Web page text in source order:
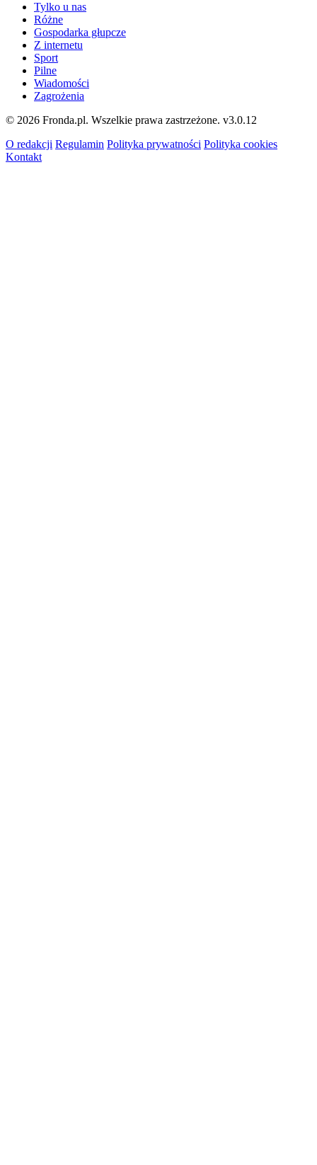
Tylko u nas
Różne
Gospodarka głupcze
Z internetu
Sport
Pilne
Wiadomości
Zagrożenia
© 2026 Fronda.pl. Wszelkie prawa zastrzeżone. v3.0.12
O redakcji Regulamin Polityka prywatności Polityka cookies
Kontakt